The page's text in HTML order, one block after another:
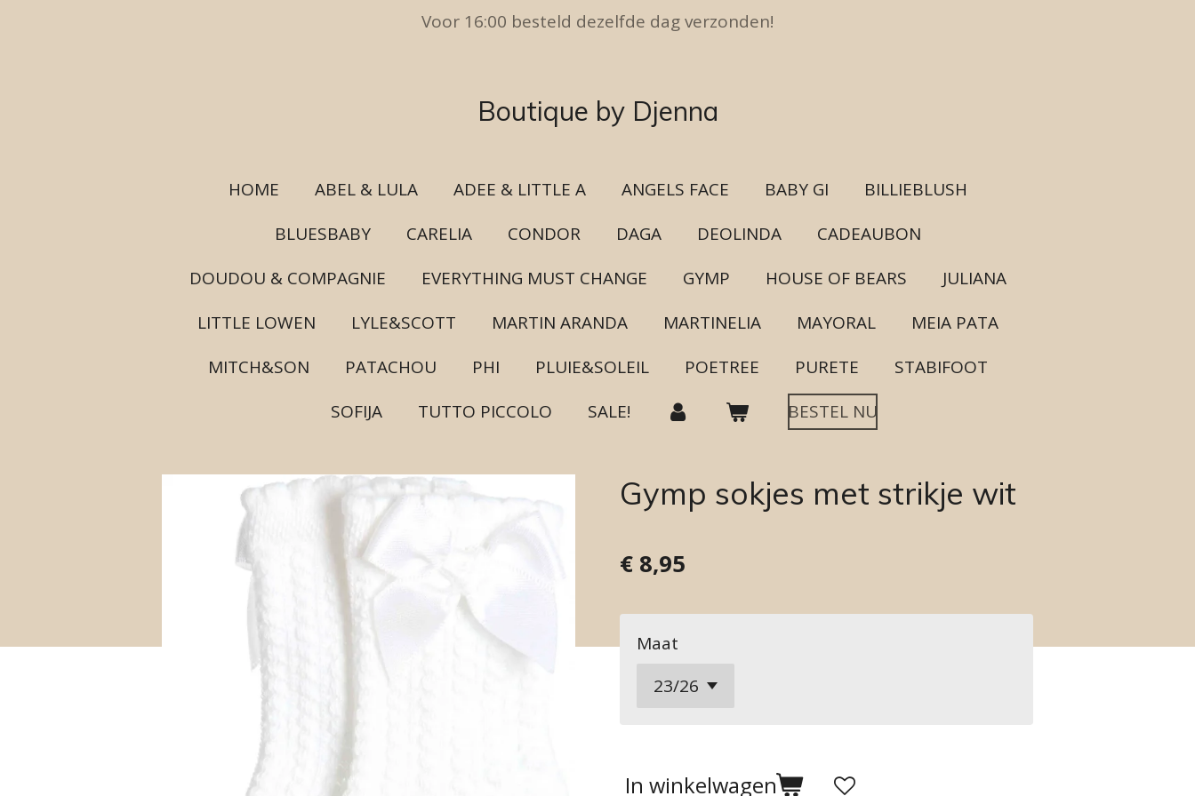
Voor 16:00 besteld dezelfde dag verzonden!
Boutique by Djenna
HOME ABEL & LULA ADEE & LITTLE A ANGELS FACE BABY GI
BILLIEBLUSH
BLUESBABY
CARELIA CONDOR DAGA DEOLINDA
CADEAUBON
DOUDOU & COMPAGNIE
EVERYTHING MUST CHANGE GYMP HOUSE OF BEARS
JULIANA
LITTLE LOWEN
LYLE&SCOTT MARTIN ARANDA MARTINELIA MAYORAL
MEIA PATA
MITCH&SON
PATACHOU PHI PLUIE&SOLEIL POETREE PURETE
STABIFOOT
SOFIJA
TUTTO PICCOLO SALE! BESTEL NU
Gymp sokjes met strikje wit
€ 8,95
Maat
In winkelwagen